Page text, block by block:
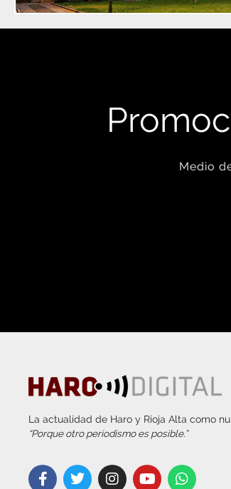
Medio
La actualidad de Haro y Rioja Alta como
“Porque otro periodismo es posible.”